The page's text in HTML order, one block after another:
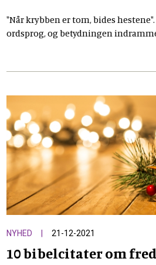
"Når krybben er tom, bides
ordsprog, og betydningen
Reinholdt Rasmussens prædiken
NYHED 21-12-2021
10 bibelcitater om fred